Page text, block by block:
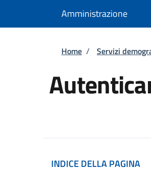
Amministrazione
Briciole
Home / Servizi
INDICE DELLA PAGINA